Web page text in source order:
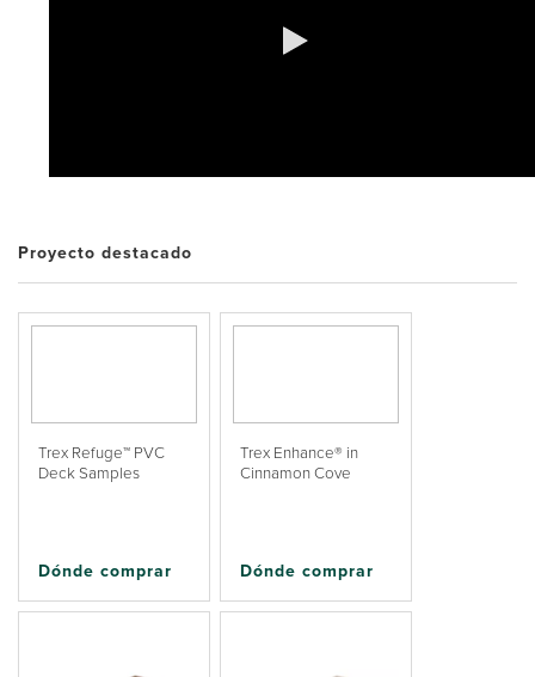
Proyecto destacado
Trex Refuge™ PVC
Deck Samples
Dónde comprar
Trex Enhance® in
Cinnamon Cove
Dónde comprar